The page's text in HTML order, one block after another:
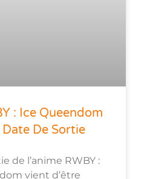
: Ice Queendom
Date De Sortie
de l’anime RWBY :
vient d’être